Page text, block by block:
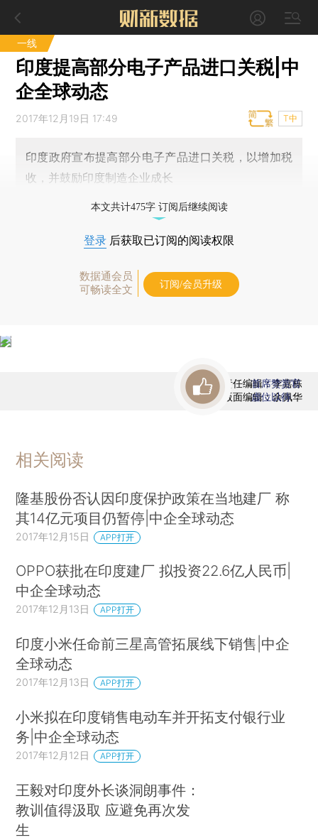
一线
印度提高部分电子产品进口关税|中
企全球动态
2017年12月19日 17:49 T中
印度政府宣布提高部分电子产品进口关税，以增加税
收，并鼓励印度制造企业成长
本文共计475字 订阅后继续阅读
登录 后获取已订阅的阅读权限
数据通会员
可畅读全文
订阅/会员升级
责任编辑：李嘉栋
版面编辑：余佩华
首席赞赏官
虚位以待
相关阅读
隆基股份否认因印度保护政策在当地建厂 称
其14亿元项目仍暂停|中企全球动态
2017年12月15日 APP打开
OPPO获批在印度建厂 拟投资22.6亿人民币|
中企全球动态
2017年12月13日 APP打开
印度小米任命前三星高管拓展线下销售|中企
全球动态
2017年12月13日 APP打开
小米拟在印度销售电动车并开拓支付银行业
务|中企全球动态
2017年12月12日 APP打开
王毅对印度外长谈洞朗事件：
教训值得汲取 应避免再次发
生